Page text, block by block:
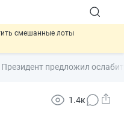
смешанные лоты
для вкладов физлиц из
патента
Президент предложил
1.4к